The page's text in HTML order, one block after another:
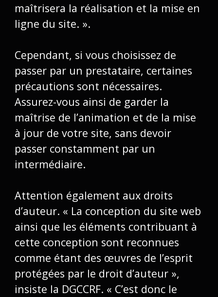
maîtrisera la réalisation et la mise en
ligne du site. ».
Cependant, si vous choisissez de
passer par un prestataire, certaines
précautions sont nécessaires.
Assurez-vous ainsi de garder la
maîtrise de l’animation et de la mise
à jour de votre site, sans devoir
passer constamment par un
intermédiaire.
Attention également aux droits
d’auteur. « La conception du site web
ainsi que les éléments contribuant à
cette conception sont reconnues
comme étant des œuvres de l’esprit
protégées par le droit d’auteur »,
insiste la DGCCRF. « C’est donc le